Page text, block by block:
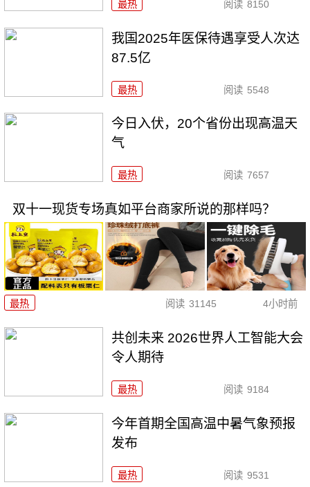
最热 阅读 8150
我国2025年医保待遇享受人次达
87.5亿
最热 阅读 5548
今日入伏，20个省份出现高温天
气
最热 阅读 7657
双十一现货专场真如平台商家所说的那样吗？
最热 阅读 31145 4小时前
共创未来 2026世界人工智能大会
令人期待
最热 阅读 9184
今年首期全国高温中暑气象预报
发布
最热 阅读 9531